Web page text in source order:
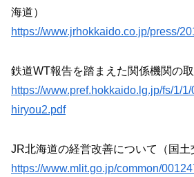
海道）
https://www.jrhokkaido.co.jp/press/
鉄道WT報告を踏まえた関係機関の取
https://www.pref.hokkaido.lg.jp/fs/1/
hiryou2.pdf
JR北海道の経営改善について（国土
https://www.mlit.go.jp/common/